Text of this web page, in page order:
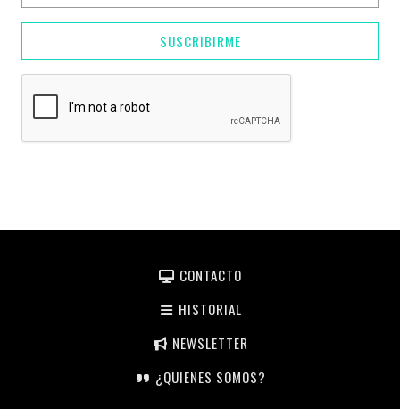
SUSCRIBIRME
CONTACTO
HISTORIAL
NEWSLETTER
¿QUIENES SOMOS?